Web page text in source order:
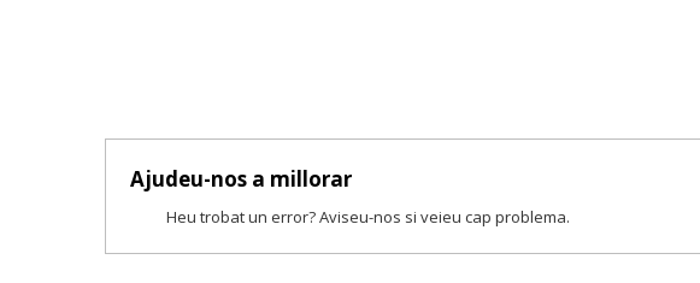
Ajudeu-nos a millorar
Heu trobat un error? Aviseu-nos si veieu cap problema.